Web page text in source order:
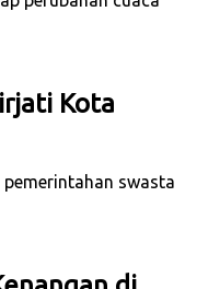
Kota
swasta